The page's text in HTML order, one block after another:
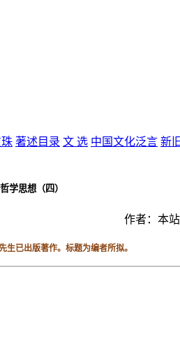
著述目录 文 选 中国文化泛言 新
学思想（四）
作者： 本站
生已出版著作。 标题为编者所拟。